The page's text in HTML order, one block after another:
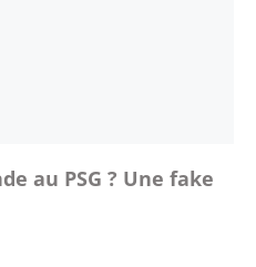
au PSG ? Une fake